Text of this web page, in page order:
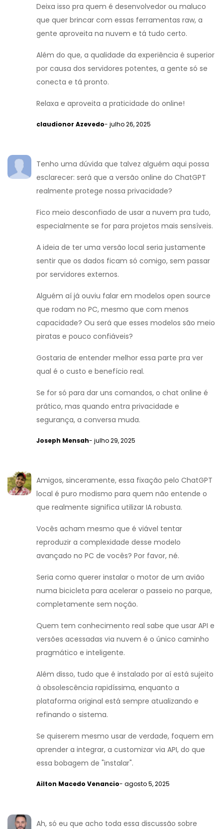
Deixa isso pra quem é desenvolvedor ou maluco
que quer brincar com essas ferramentas raw, a
gente aproveita na nuvem e tá tudo certo.
Além do que, a qualidade da experiência é superior
por causa dos servidores potentes, a gente só se
conecta e tá pronto.
Relaxa e aproveita a praticidade do online!
claudionor Azevedo- julho 26, 2025
Tenho uma dúvida que talvez alguém aqui possa
esclarecer: será que a versão online do ChatGPT
realmente protege nossa privacidade?
Fico meio desconfiado de usar a nuvem pra tudo,
especialmente se for para projetos mais sensíveis.
A ideia de ter uma versão local seria justamente
sentir que os dados ficam só comigo, sem passar
por servidores externos.
Alguém aí já ouviu falar em modelos open source
que rodam no PC, mesmo que com menos
capacidade? Ou será que esses modelos são meio
piratas e pouco confiáveis?
Gostaria de entender melhor essa parte pra ver
qual é o custo e benefício real.
Se for só para dar uns comandos, o chat online é
prático, mas quando entra privacidade e
segurança, a conversa muda.
Joseph Mensah- julho 29, 2025
Amigos, sinceramente, essa fixação pelo ChatGPT
local é puro modismo para quem não entende o
que realmente significa utilizar IA robusta.
Vocês acham mesmo que é viável tentar
reproduzir a complexidade desse modelo
avançado no PC de vocês? Por favor, né.
Seria como querer instalar o motor de um avião
numa bicicleta para acelerar o passeio no parque,
completamente sem noção.
Quem tem conhecimento real sabe que usar API e
versões acessadas via nuvem é o único caminho
pragmático e inteligente.
Além disso, tudo que é instalado por aí está sujeito
à obsolescência rapidíssima, enquanto a
plataforma original está sempre atualizando e
refinando o sistema.
Se quiserem mesmo usar de verdade, foquem em
aprender a integrar, a customizar via API, do que
essa bobagem de "instalar".
Ailton Macedo Venancio- agosto 5, 2025
Ah, só eu que acho toda essa discussão sobre